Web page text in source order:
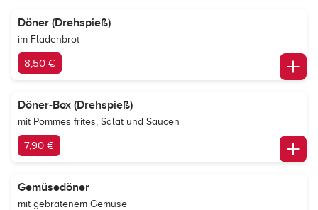
Döner (Drehspieß)
im Fladenbrot
8,50 €
Döner-Box (Drehspieß)
mit Pommes frites, Salat und Saucen
7,90 €
Gemüsedöner
mit gebratenem Gemüse